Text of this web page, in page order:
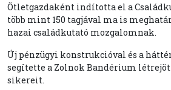
Ötletgazdaként indította el a
több mint 150 tagjával ma is
hazai családkutató mozgalomnak.
Új pénzügyi konstrukcióval és a
segítette a Zolnok Bandérium
sikereit.